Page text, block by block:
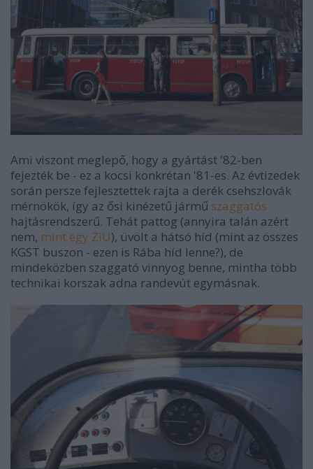
Ami viszont meglepő, hogy a gyártást '82-ben
fejezték be - ez a kocsi konkrétan '81-es. Az évtizedek
során persze fejlesztettek rajta a derék csehszlovák
mérnökök, így az ősi kinézetű jármű szaggatós
hajtásrendszerű. Tehát pattog (annyira talán azért
nem, mint egy ZiU), üvölt a hátsó híd (mint az összes
KGST buszon - ezen is Rába híd lenne?), de
mindeközben szaggató vinnyog benne, mintha több
technikai korszak adna randevút egymásnak.